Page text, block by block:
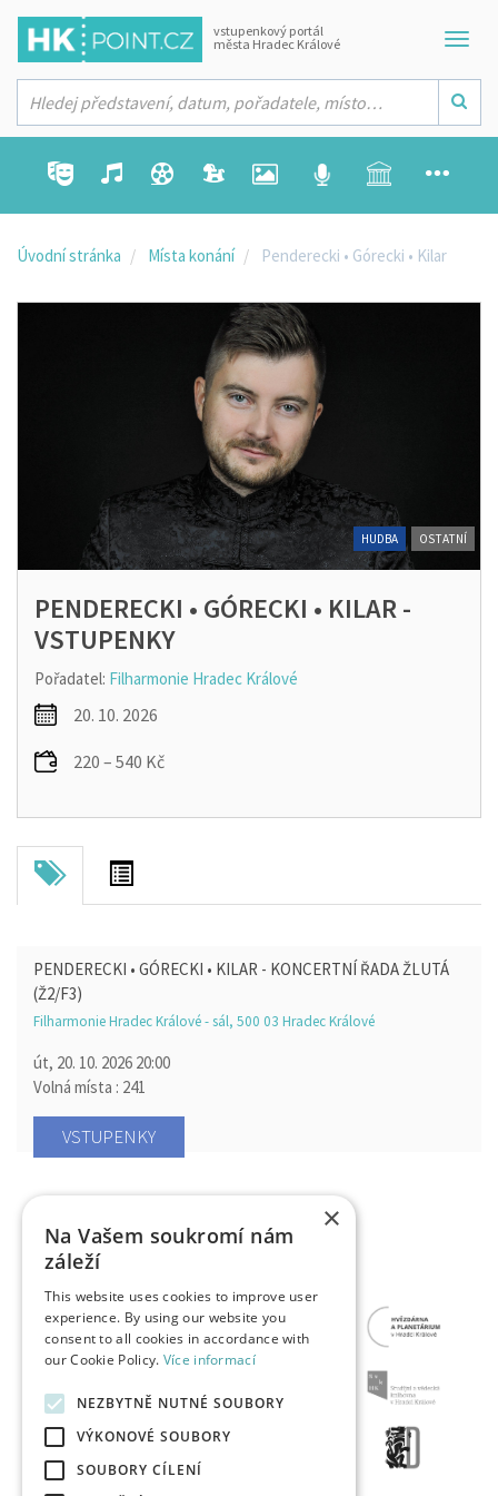
vstupenkový portál
města Hradec Králové
Úvodní stránka Místa konání Penderecki • Górecki • Kilar
PENDERECKI • GÓRECKI • KILAR -
VSTUPENKY
Pořadatel: Filharmonie Hradec Králové
20. 10. 2026
220 – 540 Kč
HUDBA OSTATNÍ
PENDERECKI • GÓRECKI • KILAR - KONCERTNÍ ŘADA ŽLUTÁ
(Ž2/F3)
Filharmonie Hradec Králové - sál, 500 03 Hradec Králové
út, 20. 10. 2026 20:00
Volná místa : 241
VSTUPENKY
×
Na Vašem soukromí nám
záleží
This website uses cookies to improve user
experience. By using our website you
consent to all cookies in accordance with
our Cookie Policy. Více informací
NEZBYTNĚ NUTNÉ SOUBORY
VÝKONOVÉ SOUBORY
SOUBORY CÍLENÍ